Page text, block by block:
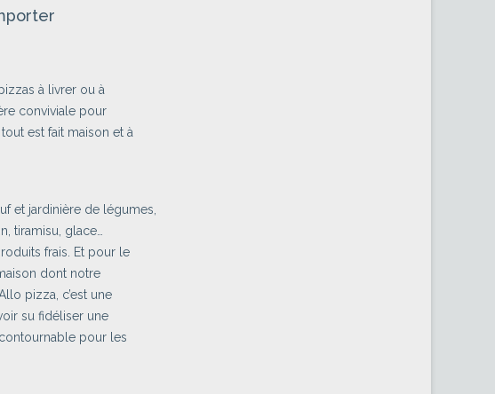
à livrer ou à
conviviale pour
est fait maison et à
et jardinière de légumes,
tiramisu, glace…
frais. Et pour le
dont notre
pizza, c’est une
su fidéliser une
pour les